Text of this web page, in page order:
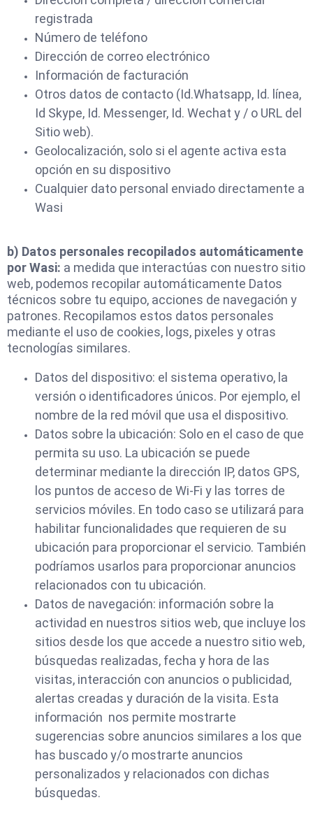
registrada
Número de teléfono
Dirección de correo electrónico
Información de facturación
Otros datos de contacto (Id.Whatsapp, Id. línea,
Id Skype, Id. Messenger, Id. Wechat y / o URL del
Sitio web).
Geolocalización, solo si el agente activa esta
opción en su dispositivo
Cualquier dato personal enviado directamente a
Wasi
b) Datos personales recopilados automáticamente
por Wasi: a medida que interactúas con nuestro sitio
web, podemos recopilar automáticamente Datos
técnicos sobre tu equipo, acciones de navegación y
patrones. Recopilamos estos datos personales
mediante el uso de cookies, logs, pixeles y otras
tecnologías similares.
Datos del dispositivo: el sistema operativo, la
versión o identificadores únicos. Por ejemplo, el
nombre de la red móvil que usa el dispositivo.
Datos sobre la ubicación: Solo en el caso de que
permita su uso. La ubicación se puede
determinar mediante la dirección IP, datos GPS,
los puntos de acceso de Wi-Fi y las torres de
servicios móviles. En todo caso se utilizará para
habilitar funcionalidades que requieren de su
ubicación para proporcionar el servicio. También
podríamos usarlos para proporcionar anuncios
relacionados con tu ubicación.
Datos de navegación: información sobre la
actividad en nuestros sitios web, que incluye los
sitios desde los que accede a nuestro sitio web,
búsquedas realizadas, fecha y hora de las
visitas, interacción con anuncios o publicidad,
alertas creadas y duración de la visita. Esta
información nos permite mostrarte
sugerencias sobre anuncios similares a los que
has buscado y/o mostrarte anuncios
personalizados y relacionados con dichas
búsquedas.